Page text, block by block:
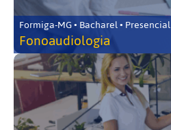
Formiga-MG • Bacharel • Presencial
Fonoaudiologia